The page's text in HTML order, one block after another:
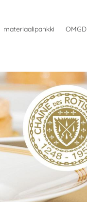
materiaalipankki OMGD